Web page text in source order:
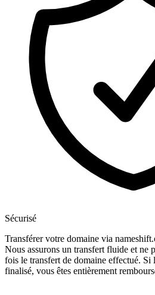
Sécurisé
Transférer votre domaine via
Nous assurons un transfert fluide et ne
fois le transfert de domaine effectué. Si
finalisé, vous êtes entièrement